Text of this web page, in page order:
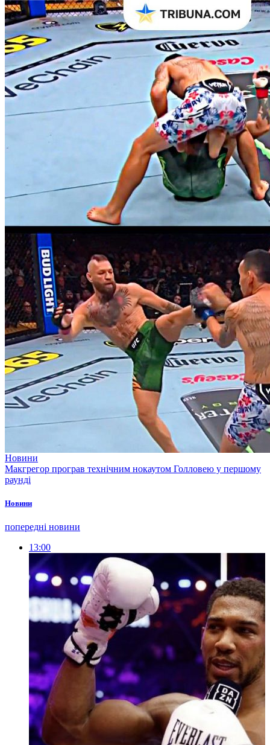
Новини
Макгрегор програв технічним нокаутом Голловею у першому
раунді
Новини
попередні новини
13:00